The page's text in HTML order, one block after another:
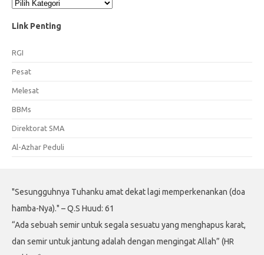
Kategori
Link Penting
RGI
Pesat
Melesat
BBMs
Direktorat SMA
Al-Azhar Peduli
"Sesungguhnya Tuhanku amat dekat lagi memperkenankan (doa
hamba-Nya)." – Q.S Huud: 61
“Ada sebuah semir untuk segala sesuatu yang menghapus karat,
dan semir untuk jantung adalah dengan mengingat Allah” (HR